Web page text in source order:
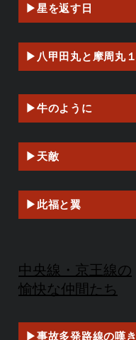
▶星を返す日
▶八甲田丸と摩周丸１
▶牛のように
▶天敵
▶此福と翼
中央線・京王線の
愉快な仲間たち
▶事故多発路線の嘆き